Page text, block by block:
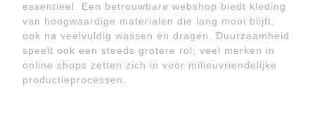
essentieel. Een betrouwbare webshop biedt kleding
van hoogwaardige materialen die lang mooi blijft,
ook na veelvuldig wassen en dragen. Duurzaamheid
speelt ook een steeds grotere rol; veel merken in
online shops zetten zich in voor milieuvriendelijke
productieprocessen.